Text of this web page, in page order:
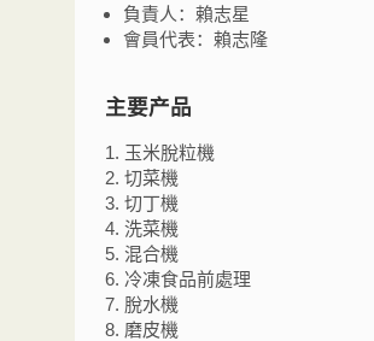
負責人：賴志星
會員代表：賴志隆
主要产品
1. 玉米脫粒機
2. 切菜機
3. 切丁機
4. 洗菜機
5. 混合機
6. 冷凍食品前處理
7. 脫水機
8. 磨皮機